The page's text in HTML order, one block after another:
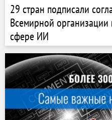
29 стран подписали
Всемирной организации
сфере ИИ